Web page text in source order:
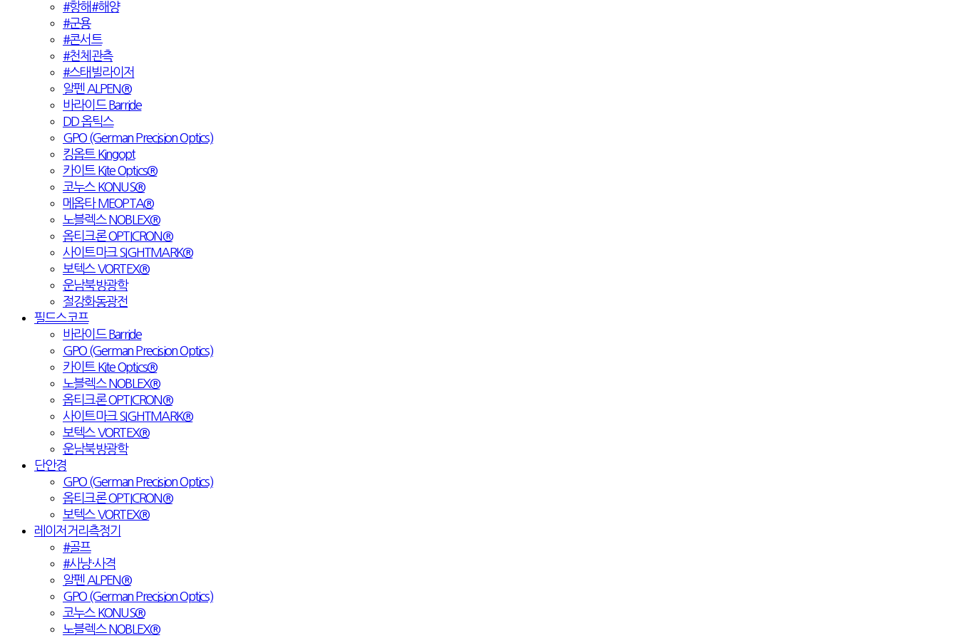
#항해#해양
#군용
#콘서트
#천체관측
#스태빌라이저
알펜 ALPEN®
바라이드 Barride
DD 옵틱스
GPO (German Precision Optics)
킹옵트 Kingopt
카이트 Kite Optics®
코누스 KONUS®
메옵타 MEOPTA®
노블렉스 NOBLEX®
옵티크론 OPTICRON®
사이트마크 SIGHTMARK®
보텍스 VORTEX®
운남북방광학
절강화동광전
필드스코프
바라이드 Barride
GPO (German Precision Optics)
카이트 Kite Optics®
노블렉스 NOBLEX®
옵티크론 OPTICRON®
사이트마크 SIGHTMARK®
보텍스 VORTEX®
운남북방광학
단안경
GPO (German Precision Optics)
옵티크론 OPTICRON®
보텍스 VORTEX®
레이저거리측정기
#골프
#사냥·사격
알펜 ALPEN®
GPO (German Precision Optics)
코누스 KONUS®
노블렉스 NOBLEX®